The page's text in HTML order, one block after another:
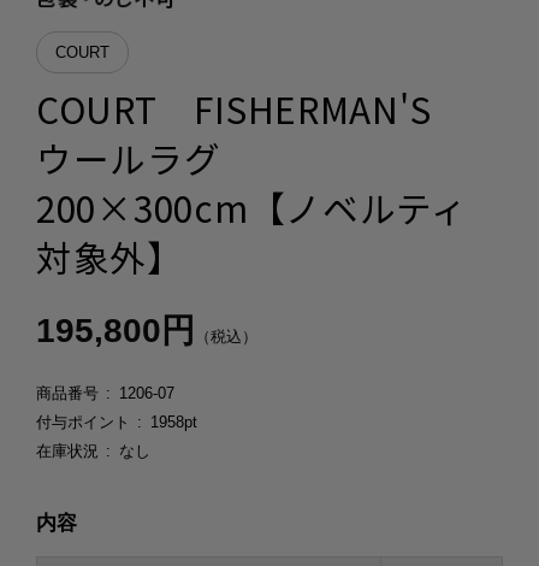
COURT
COURT FISHERMAN'S
ウールラグ
200×300cm【ノベルティ
対象外】
195,800円 （税込）
商品番号
1206-07
付与ポイント
1958pt
在庫状況
なし
内容